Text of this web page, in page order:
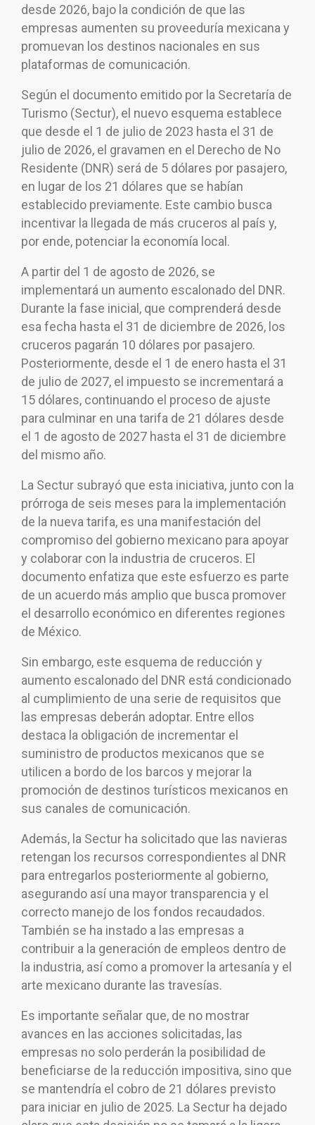
desde 2026, bajo la condición de que las
empresas aumenten su proveeduría mexicana y
promuevan los destinos nacionales en sus
plataformas de comunicación.
Según el documento emitido por la Secretaría de
Turismo (Sectur), el nuevo esquema establece
que desde el 1 de julio de 2023 hasta el 31 de
julio de 2026, el gravamen en el Derecho de No
Residente (DNR) será de 5 dólares por pasajero,
en lugar de los 21 dólares que se habían
establecido previamente. Este cambio busca
incentivar la llegada de más cruceros al país y,
por ende, potenciar la economía local.
A partir del 1 de agosto de 2026, se
implementará un aumento escalonado del DNR.
Durante la fase inicial, que comprenderá desde
esa fecha hasta el 31 de diciembre de 2026, los
cruceros pagarán 10 dólares por pasajero.
Posteriormente, desde el 1 de enero hasta el 31
de julio de 2027, el impuesto se incrementará a
15 dólares, continuando el proceso de ajuste
para culminar en una tarifa de 21 dólares desde
el 1 de agosto de 2027 hasta el 31 de diciembre
del mismo año.
La Sectur subrayó que esta iniciativa, junto con la
prórroga de seis meses para la implementación
de la nueva tarifa, es una manifestación del
compromiso del gobierno mexicano para apoyar
y colaborar con la industria de cruceros. El
documento enfatiza que este esfuerzo es parte
de un acuerdo más amplio que busca promover
el desarrollo económico en diferentes regiones
de México.
Sin embargo, este esquema de reducción y
aumento escalonado del DNR está condicionado
al cumplimiento de una serie de requisitos que
las empresas deberán adoptar. Entre ellos
destaca la obligación de incrementar el
suministro de productos mexicanos que se
utilicen a bordo de los barcos y mejorar la
promoción de destinos turísticos mexicanos en
sus canales de comunicación.
Además, la Sectur ha solicitado que las navieras
retengan los recursos correspondientes al DNR
para entregarlos posteriormente al gobierno,
asegurando así una mayor transparencia y el
correcto manejo de los fondos recaudados.
También se ha instado a las empresas a
contribuir a la generación de empleos dentro de
la industria, así como a promover la artesanía y el
arte mexicano durante las travesías.
Es importante señalar que, de no mostrar
avances en las acciones solicitadas, las
empresas no solo perderán la posibilidad de
beneficiarse de la reducción impositiva, sino que
se mantendría el cobro de 21 dólares previsto
para iniciar en julio de 2025. La Sectur ha dejado